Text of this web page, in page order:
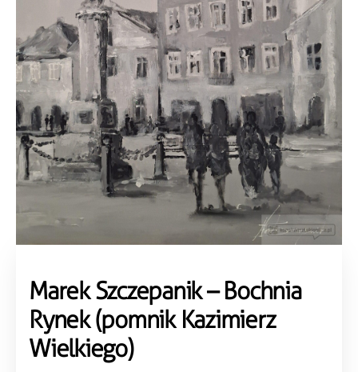
Marek Szczepanik – Bochnia
Rynek (pomnik Kazimierz
Wielkiego)